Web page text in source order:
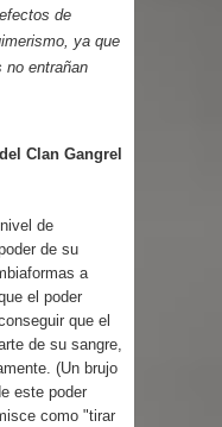
de
ya que
no entrañan
Clan Gangrel
de
de su
a
el poder
que el
de su sangre,
(Un brujo
este poder
como "tirar